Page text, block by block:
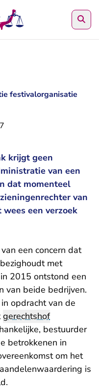
festivalorganisatie
krijgt geen
van een
dat momenteel
van
een verzoek
een concern dat
met
2015 ontstond een
van beide bedrijven.
opdracht van de
gerechtshof
bestuurder
betrokkenen in
om het
is